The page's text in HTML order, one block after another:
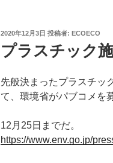
投
日:
2020年12月3日 投稿者: ECOECO
プラスチック
先般決まったプラスチッ
て、環境省がパブコメを
12月25日までだ。
https://www.env.go.jp/